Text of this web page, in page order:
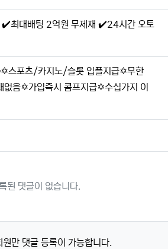
최대배팅 2억원 무제재 ✔️24시간 오토
포츠/카지노/슬롯 입플지급✡️무한
없음✡️가입즉시 콤프지급✡️수십가지 이
된 댓글이 없습니다.
원만 댓글 등록이 가능합니다.